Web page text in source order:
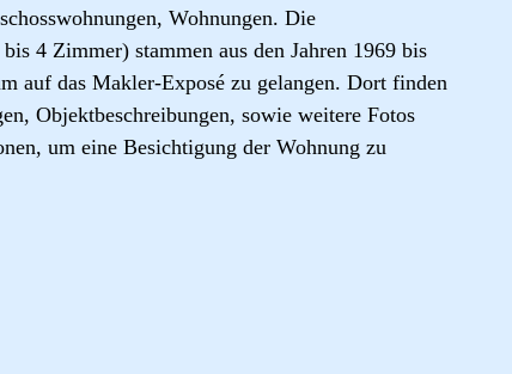
Wohnungen. Die
4 Zimmer) stammen aus den Jahren 1969 bis
auf das Makler-Exposé zu gelangen. Dort finden
Objektbeschreibungen, sowie weitere Fotos
um eine Besichtigung der Wohnung zu